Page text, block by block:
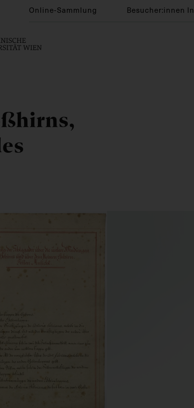
Online-Sammlung Besucher:innen